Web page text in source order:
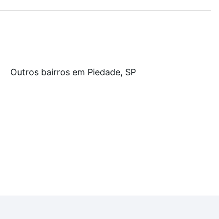
salão de festas ou área verde e encontrar
R$ 0 e com nossas opções de financiamento
processo de compra, veja em nosso portal
Outros bairros em Piedade, SP